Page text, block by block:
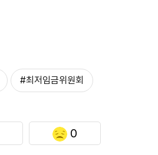
#최저임금위원회
0